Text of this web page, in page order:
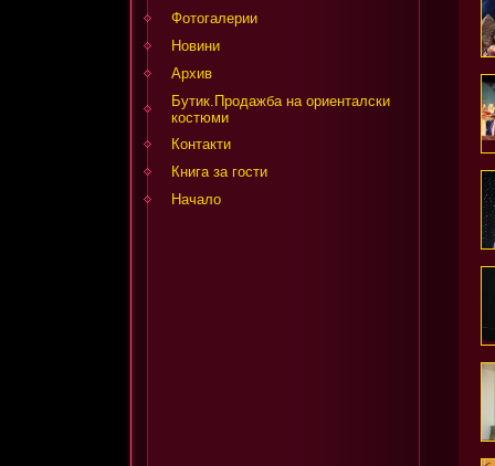
Фотогалерии
Новини
Архив
Бутик.Продажба на ориенталски
костюми
Контакти
Книга за гости
Начало